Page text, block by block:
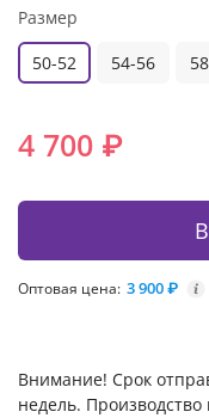
Размер
50-52
54-56
4 700 ₽
Оптовая цена: 3 900 ₽ i
Внимание! Срок
недель. Производство